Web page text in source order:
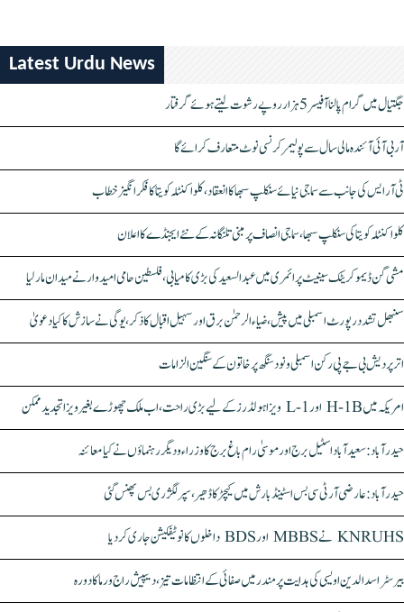
Latest Urdu News
جگتیال میں گرام پالنا آفیسر 5 ہزار روپے رشوت لیتے ہوئے گرفتار
آر بی آئی آئندہ مالی سال سے پولیمر کرنسی نوٹ متعارف کرائے گا
ٹی آر ایس کی جانب سے سماجی نیائے سنکلپ سبھا کا انعقاد، کلواکنٹلہ کویتا کا فکر انگیز خطاب
کلواکنٹلہ کویتا کی سنکلپ سبھا، سماجی انصاف پر مبنی تلنگانہ کے نئے ایجنڈے کا اعلان
مشی گن ڈیموکریٹک سینیٹ پرائمری میں عبدالسعید کی بڑی کامیابی، فلسطین حامی امیدوار نے میدان مار لیا
سنبھل تشدد رپورٹ اسمبلی میں پیش، ضیاء الرحمٰن برق اور سہیل اقبال کا ذکر، یوگی نے سازش کا کیا دعویٰ
اتر پردیش بی جے پی رکن اسمبلی ونود سنگھ پر خاتون کے سنگین الزامات
امریکہ میں H-1B اور L-1 ویزا ہولڈرز کے لیے بڑی راحت، اب ملک چھوڑے بغیر ویزا تجدید ممکن
حیدرآباد: سعیدآباد اسٹیل برج اور موسیٰ رام باغ برج کا وزراء و دیگر رہنماؤں نے کیا معائنہ
حیدرآباد: عارضی آر ٹی سی بس اسٹینڈ بارش میں کیچڑ کا ڈھیر، سپر لگژری بس پھنس گئی
KNRUHS نے MBBS اور BDS داخلوں کا نوٹیفکیشن جاری کر دیا
بیرسٹر اسدالدین اویسی کی ہدایت پر مندر میں صفائی کے انتظامات تیز، دیپیش راج ورما کا دورہ